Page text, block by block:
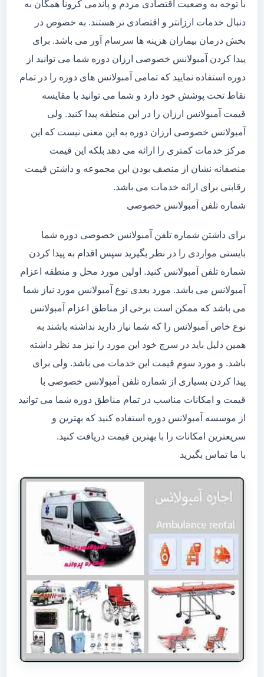
با توجه به وضعیت اقتصادی مردم و پاندمی کرونا همگان به
دنبال خدمات ارزانتر و اقتصادی تر هستند. به خصوص در
بخش درمان بیماران هزینه ها سرسام آور می باشد. برای
پیدا کردن آمبولانس خصوصی ارزان دوره شما می توانید از
دوره استفاده نمایید که تمامی آمبولانس های دوره را در تمام
نقاط تحت پوشش خود دارد و شما می توانید با مقایسه
قیمت آمبولانس ارزان را در این منطقه پیدا کنید. ولی
آمبولانس خصوصی ارزان دوره به این معنی نیست که این
مرکز خدمات کمتری را ارائه می دهد بلکه این قیمت
منصفانه نشان از منصف بودن این مجموعه و داشتن قیمت
رقابتی برای ارائه خدمات می باشد.
شماره تلفن آمبولانس خصوصی
برای داشتن شماره تلفن آمبولانس خصوصی دوره شما
بایستی مواردی را در نظر بگیرید سپس اقدام به پیدا کردن
شماره تلفن آمبولانس کنید. اولین مورد محل و منطقه اعزام
آمبولانس می باشد. مورد بعدی نوع آمبولانس مورد نیاز شما
می باشد که ممکن است برخی از مناطق اعزام آمبولانس
نوع خاص آمبولانس را که شما نیاز دارید نداشته باشند به
همین دلیل باید در سرچ خود این مورد را نیز مد نظر داشته
باشد. و مورد سوم قیمت این خدمات می باشد. ولی برای
پیدا کردن بسیاری از شماره تلفن آمبولانس خصوصی با
قیمت و امکانات مناسب در تمام مناطق دوره شما می توانید
از موسسه آمبولانس دوره استفاده کنید که بهترین و
سریعترین امکانات را با بهترین قیمت دریافت کنید.
با ما تماس بگیرید